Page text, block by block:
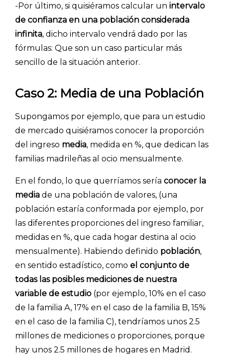
-Por último, si quisiéramos calcular un intervalo
de confianza en una población considerada
infinita, dicho intervalo vendrá dado por las
fórmulas: Que son un caso particular más
sencillo de la situación anterior.
Caso 2: Media de una Población
Supongamos por ejemplo, que para un estudio
de mercado quisiéramos conocer la proporción
del ingreso media, medida en %, que dedican las
familias madrileñas al ocio mensualmente.
En el fondo, lo que querríamos sería conocer la
media de una población de valores, (una
población estaría conformada por ejemplo, por
las diferentes proporciones del ingreso familiar,
medidas en %, que cada hogar destina al ocio
mensualmente). Habiendo definido población,
en sentido estadístico, como el conjunto de
todas las posibles mediciones de nuestra
variable de estudio (por ejemplo, 10% en el caso
de la familia A, 17% en el caso de la familia B, 15%
en el caso de la familia C), tendríamos unos 2.5
millones de mediciones o proporciones, porque
hay unos 2.5 millones de hogares en Madrid.